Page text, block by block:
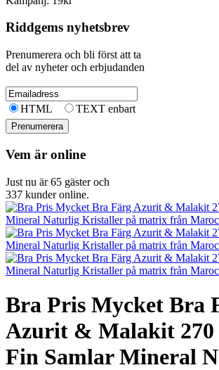
Riddgems nyhetsbrev
Prenumerera och bli först att ta
del av nyheter och erbjudanden
HTML TEXT enbart
Vem är online
Just nu är 65 gäster och
337 kunder online.
Bra Pris Mycket Bra
Azurit & Malakit 270
Fin Samlar Mineral